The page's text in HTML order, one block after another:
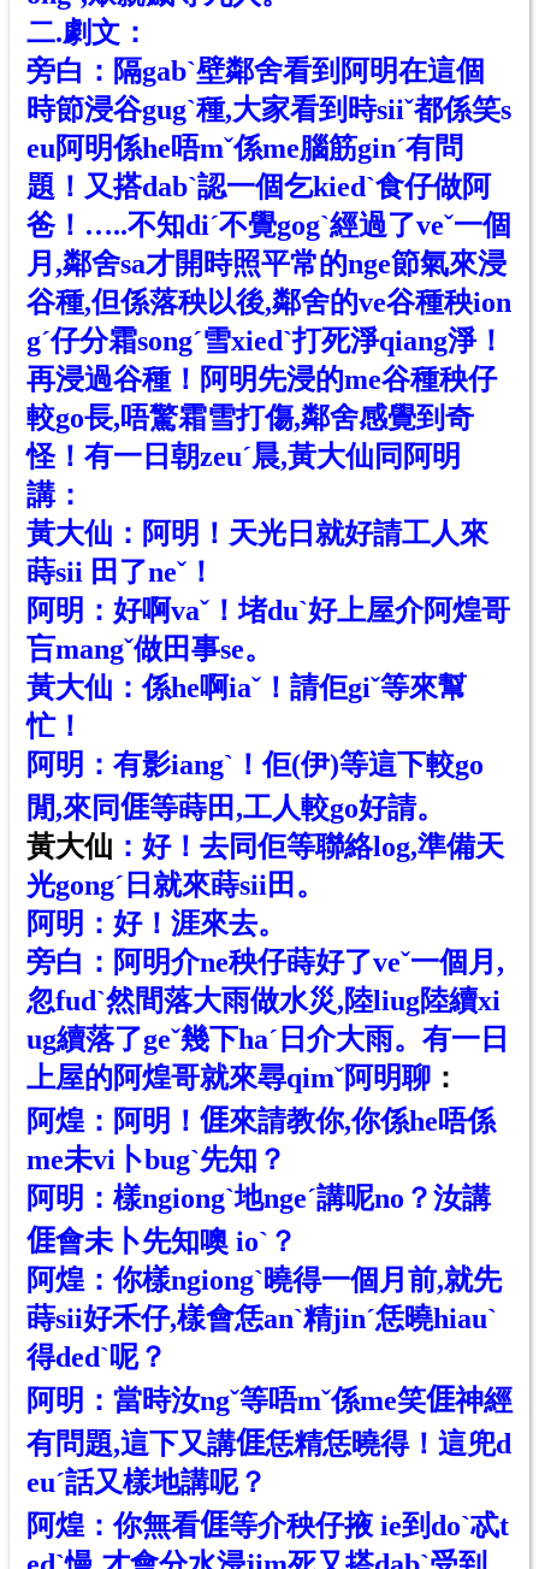
二.劇文：
旁白：隔gabˋ壁鄰舍看到阿明在這個
時節浸谷gugˋ種,大家看到時siiˇ都係笑s
eu阿明係he唔mˇ係me腦筋ginˊ有問
題！又搭dabˋ認一個乞kiedˋ食仔做阿
爸！…..不知diˊ不覺gogˋ經過了veˇ一個
月,鄰舍sa才開時照平常的nge節氣來浸
谷種,但係落秧以後,鄰舍的ve谷種秧ion
gˊ仔分霜songˊ雪xiedˋ打死淨qiang淨！
再浸過谷種！阿明先浸的me谷種秧仔
較go長,唔驚霜雪打傷,鄰舍感覺到奇
怪！有一日朝zeuˊ晨,黃大仙同阿明
講：
黃大仙：阿明！天光日就好請工人來
蒔sii 田了neˇ！
阿明：好啊vaˇ！堵duˋ好上屋介阿煌哥
吂mangˇ做田事se。
黃大仙：係he啊iaˇ！請佢giˇ等來幫
忙！
阿明：有影iangˋ！佢(伊)等這下較go
閒,來同𠊎等蒔田,工人較go好請。
黃大仙 ：好！去同佢等聯絡log,準備天
光gongˊ 日就來蒔sii田。
阿明：好！涯來去。
旁白：阿明介ne秧仔蒔好了veˇ一個月,
忽fudˋ然間落大雨做水災,陸liug陸續xi
ug續落了geˇ幾下haˊ 日介大雨。有一日
上屋的阿煌哥就來尋qimˇ阿明聊 ：
阿煌：阿明！ 𠊎來請教你,你係he唔係
me未vi卜bugˋ先知？
阿明：樣ngiongˋ地ngeˊ講呢no？汝講
𠊎會未卜先知噢 ioˋ？
阿煌：你樣ngiongˋ曉得一個月前,就先
蒔sii好禾仔,樣會恁anˋ精jinˊ恁曉hiauˋ
得dedˋ呢？
阿明：當時汝ngˇ等唔mˇ係me笑𠊎神經
有問題,這下又講𠊎恁精恁曉得！這兜d
euˊ話又樣地講呢？
阿煌：你無看𠊎等介秧仔掖 ie到doˋ忒t